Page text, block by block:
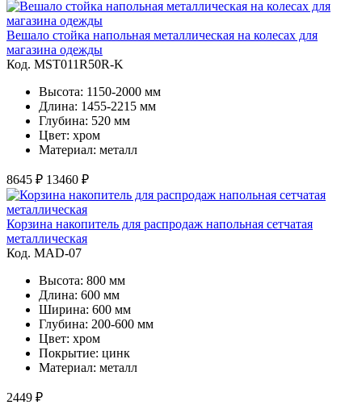
Вешало стойка напольная металлическая на колесах для
магазина одежды
Код. MST011R50R-K
Высота: 1150-2000 мм
Длина: 1455-2215 мм
Глубина: 520 мм
Цвет: хром
Материал: металл
8645 ₽ 13460 ₽
Корзина накопитель для распродаж напольная сетчатая
металлическая
Код. MAD-07
Высота: 800 мм
Длина: 600 мм
Ширина: 600 мм
Глубина: 200-600 мм
Цвет: хром
Покрытие: цинк
Материал: металл
2449 ₽